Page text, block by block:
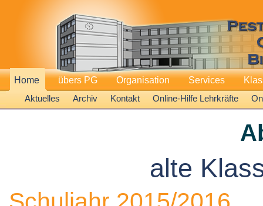
Home
Aktuelles
Archiv Kontakt Online-Hilfe Lehrkräfte
übers PG Organisation Services
alte